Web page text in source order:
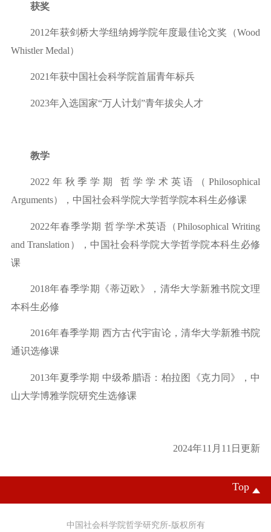
获奖
2012年获剑桥大学纽纳姆学院年度最佳论文奖（Wood
Whistler Medal）
2021年获中国社会科学院首届青年标兵
2023年入选国家“万人计划”青年拔尖人才
教学
2022年秋季学期 哲学学术英语（Philosophical
Arguments），中国社会科学院大学哲学院本科生必修课
2022年春季学期 哲学学术英语（Philosophical Writing
and Translation），中国社会科学院大学哲学院本科生必修
课
2018年春季学期《蒂迈欧》，清华大学新雅书院文理
本科生必修
2016年春季学期 西方古代宇宙论，清华大学新雅书院
通识选修课
2013年夏季学期 中级希腊语：柏拉图《克力同》，中
山大学博雅学院研究生选修课
2024年11月11日更新
Top
中国社会科学院哲学研究所-版权所有